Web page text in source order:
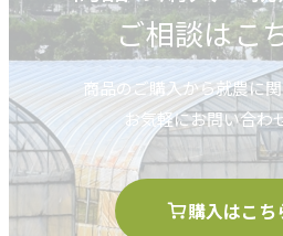
ご相談はこ
商品のご購入から就農に関
お気軽にお問い合わ
購入はこち